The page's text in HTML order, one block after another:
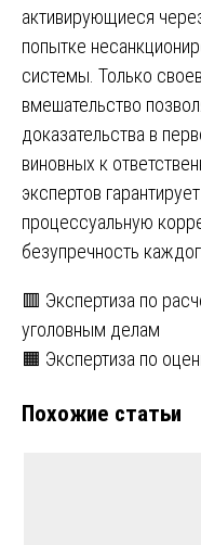
активирующиеся
попытке
системы. Только
вмешательство
доказательства в
виновных к
экспертов
процессуальную
безупречность
Навигация
по
🟥 Экспертиза по
уголовным делам
🟧 Экспертиза по
Похожие статьи